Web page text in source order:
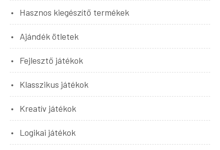
Hasznos kiegészítő termékek
Ajándék ötletek
Fejlesztő játékok
Klasszikus játékok
Kreatív játékok
Logikai játékok